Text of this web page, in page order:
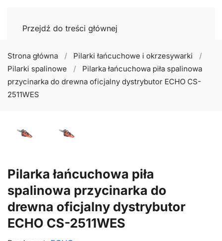
Przejdź do treści głównej
Strona główna
Pilarki łańcuchowe i okrzesywarki
Pilarki spalinowe
Pilarka łańcuchowa piła spalinowa
przycinarka do drewna oficjalny dystrybutor ECHO CS-
2511WES
Pilarka łańcuchowa piła
spalinowa przycinarka do
drewna oficjalny dystrybutor
ECHO CS-2511WES